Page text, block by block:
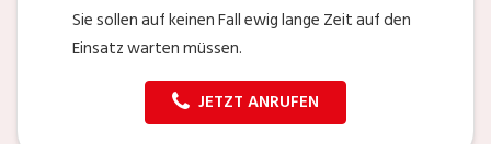
Sie sollen auf keinen Fall ewig lange Zeit auf den
Einsatz warten müssen.
JETZT ANRUFEN